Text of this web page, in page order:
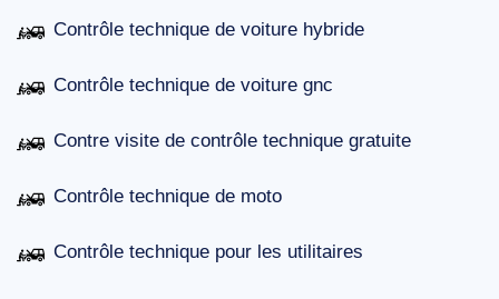
Contrôle technique de voiture hybride
Contrôle technique de voiture gnc
Contre visite de contrôle technique gratuite
Contrôle technique de moto
Contrôle technique pour les utilitaires